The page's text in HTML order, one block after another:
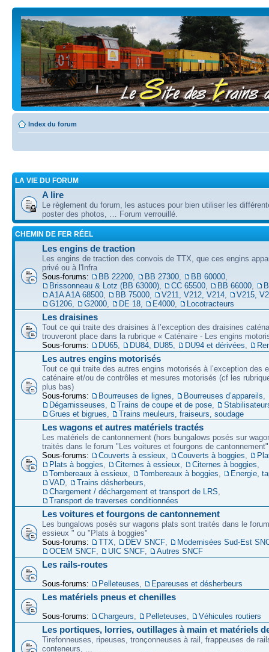
Index du forum
LA VIE DU FORUM
A lire
Le règlement du forum, les astuces pour bien utiliser les
poster des photos, … Forum verrouillé.
CHEMIN DE FER RÉEL
Les engins de traction
Les engins de traction des convois de TTX, que ces engins
privé ou à l'Infra
Sous-forums:
BB 22200 BB 27300 BB 60000
Brissonneau & Lotz (BB 63000)
CC 65500 BB 66000
A1A A1A 68500
BB 75000 V211, V212, V214
V215,
G1206
G2000 DE 18 E4000 Locotracteurs
Les draisines
Tout ce qui traite des draisines à l’exception des draisines
trouveront place dans la rubrique « Caténaire - Les engins
Sous-forums:
DU65 DU84, DU85 DU94 et dérivées
Les autres engins motorisés
Tout ce qui traite des autres engins motorisés à l’exception des
caténaire et/ou de contrôles et mesures motorisés (cf les
plus bas)
Sous-forums:
Bourreuses de lignes Bourreuses d’appareils
Dégarnisseuses
Trains de coupe et de pose
Grues et bigrues
Trains meuleurs, fraiseurs, soudage
Les wagons et autres matériels tractés
Les matériels de cantonnement (hors bungalows posés sur
traités dans le forum "Les voitures et fourgons de cantonnement"
Sous-forums:
Couverts à essieux Couverts à boggies
Plats à boggies
Citernes à essieux Citernes à boggies
Tombereaux à essieux
Tombereaux à boggies
Energie,
VAD
Trains désherbeurs
Chargement / déchargement et transport de LRS
Transport de traverses conditionnées
Les voitures et fourgons de cantonnement
Les bungalows posés sur wagons plats sont traités dans le
essieux " ou "Plats à boggies"
Sous-forums:
TTX DEV SNCF
Modernisées Sud-Est
OCEM SNCF
UIC SNCF Autres SNCF
Les rails-routes
Sous-forums: Pelleteuses Epareuses et désherbeurs
Les matériels pneus et chenilles
Sous-forums: Chargeurs Pelleteuses Véhicules routiers
Les portiques, lorries, outillages à main et matériels
Tirefonneuses, ripeuses, tronçonneuses à rail, frappeuses de
conteneurs, ...